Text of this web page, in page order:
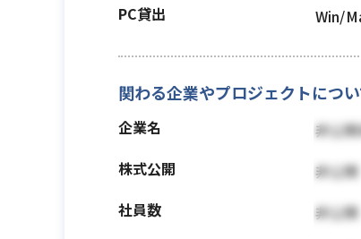
PC貸出
Win/
関わる企業やプロジェクトにつ
企業名
非公
株式公開
非公開
社員数
非公開